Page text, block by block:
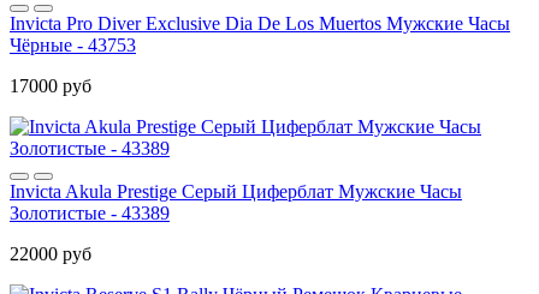
Invicta Pro Diver Exclusive Dia De Los Muertos Мужские Часы
Чёрные - 43753
17000 руб
Invicta Akula Prestige Серый Циферблат Мужские Часы
Золотистые - 43389
22000 руб